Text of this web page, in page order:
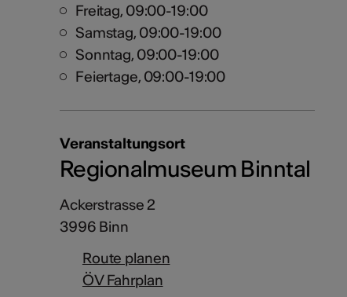
Freitag, 09:00-19:00
Samstag, 09:00-19:00
Sonntag, 09:00-19:00
Feiertage, 09:00-19:00
Veranstaltungsort
Regionalmuseum Binntal
Ackerstrasse 2
3996 Binn
Route planen
ÖV Fahrplan